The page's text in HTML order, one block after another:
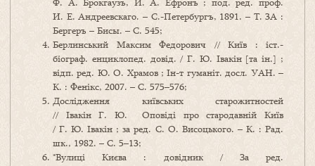
И. Е. Андреевскаго. – С.-Петербургъ, 1891. – Т. 3A :
Бергеръ – Бисы. – С. 545;
Берлинський Максим Федорович // Київ : іст.-
біограф. енциклопед. довід. / Г. Ю. Івакін [та ін.] ;
відп. ред. Ю. О. Храмов ; Ін-т гуманіт. досл. УАН. –
К. : Фенікс, 2007. – С. 575–576;
Дослідження київських старожитностей
// Івакін Г. Ю. Оповіді про стародавній Київ
/ Г. Ю. Івакін ; за ред. С. О. Висоцького. – К. : Рад.
шк., 1982. – С. 5–13;
*Вулиці Києва : довідник / За ред.